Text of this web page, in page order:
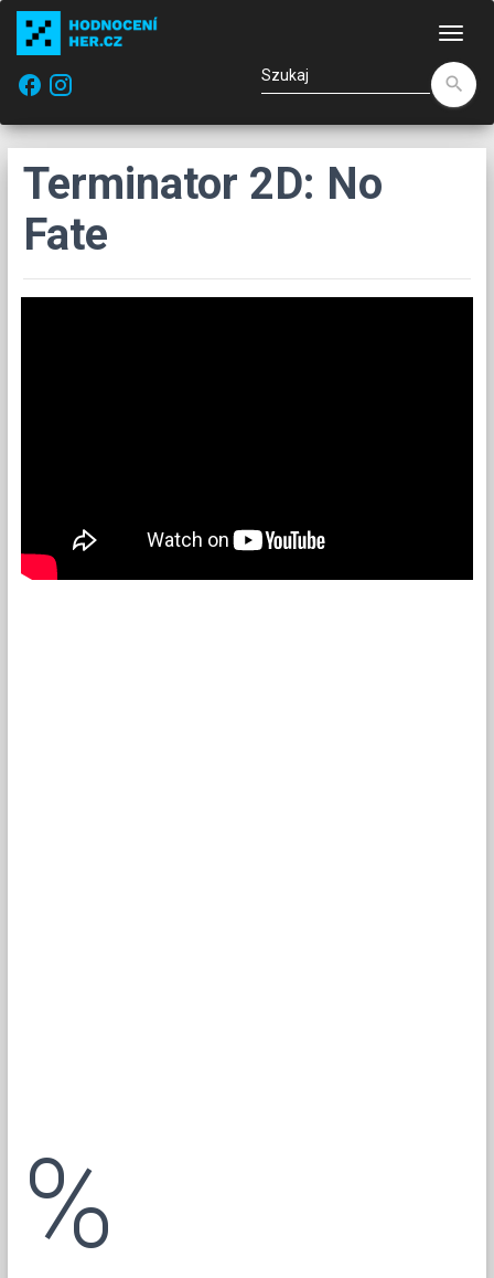
facebook
search
Terminator 2D: No
Fate
%